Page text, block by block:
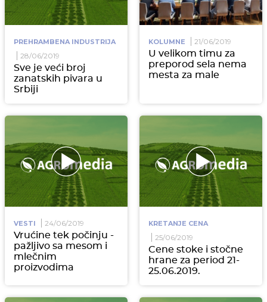
PREHRAMBENA INDUSTRIJA
28/06/2019
Sve je veći broj
zanatskih pivara u
Srbiji
KOLUMNE 21/06/2019
U velikom timu za
preporod sela nema
mesta za male
VESTI 24/06/2019
Vrućine tek počinju -
pažljivo sa mesom i
mlečnim
proizvodima
KRETANJE CENA
25/06/2019
Cene stoke i stočne
hrane za period 21-
25.06.2019.